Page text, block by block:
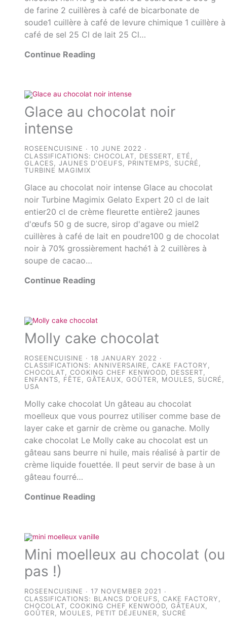
de farine 2 cuillères à café de bicarbonate de
soude1 cuillère à café de levure chimique 1 cuillère à
café de sel 25 Cl de lait 25 Cl…
Continue Reading
Glace au chocolat noir
intense
ROSEENCUISINE
10 JUNE 2022
CLASSIFICATIONS:CHOCOLAT DESSERT ETÉ
GLACES ,JAUNES D'OEUFS PRINTEMPS SUCRÉ
TURBINE MAGIMIX
Glace au chocolat noir intense Glace au chocolat
noir Turbine Magimix Gelato Expert 20 cl de lait
entier20 cl de crème fleurette entière2 jaunes
d'œufs 50 g de sucre, sirop d'agave ou miel2
cuillères à café de lait en poudre100 g de chocolat
noir à 70% grossièrement haché1 à 2 cuillères à
soupe de cacao…
Continue Reading
Molly cake chocolat
ROSEENCUISINE
18 JANUARY 2022
CLASSIFICATIONS:ANNIVERSAIRE,CAKE FACTORY,
CHOCOLAT,COOKING CHEF KENWOOD, DESSERT,
ENFANTS, FÊTE,GÂTEAUX,GOÛTER, MOULES, SUCRÉ,
USA
Molly cake chocolat Un gâteau au chocolat
moelleux que vous pourrez utiliser comme base de
layer cake et garnir de crème ou ganache. Molly
cake chocolat Le Molly cake au chocolat est un
gâteau sans beurre ni huile, mais réalisé à partir de
crème liquide fouettée. Il peut servir de base à un
gâteau fourré…
Continue Reading
Mini moelleux au chocolat (ou
pas !)
ROSEENCUISINE
17 NOVEMBER 2021
CLASSIFICATIONS: BLANCS D'OEUFS ,CAKE FACTORY
CHOCOLAT ,COOKING CHEF KENWOOD ,GÂTEAUX
GOÛTER
MOULES PETIT DÉJEUNER SUCRÉ